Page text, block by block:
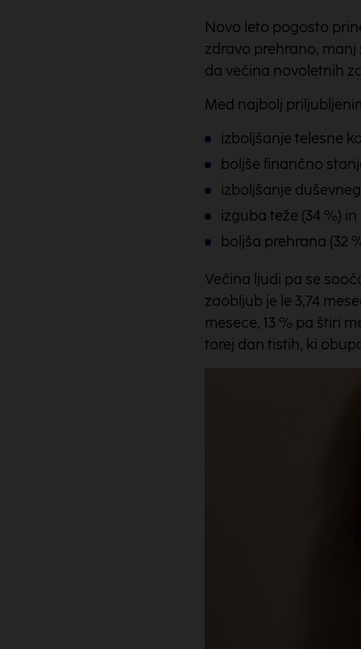
Novo leto pogosto
zdravo prehrano, manj
da večina novoletnih
Med najbolj
izboljšanje telesne
boljše finančno
izboljšanje
izguba teže (34 %) in
boljša prehrana (32
Večina ljudi pa se
zaobljub je le 3,74
mesece, 13 % pa štiri
torej dan tistih, ki